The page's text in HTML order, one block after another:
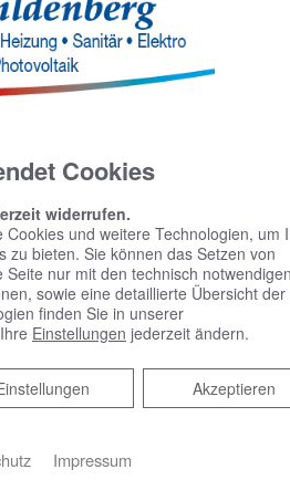
–
punktet
mit reduziertem
Cookies
widerrufen.
und weitere Technologien, um
zu bieten. Sie können das Setzen von
nur mit den technisch notwendigen
sowie eine detaillierte Übersicht der
finden Sie in unserer
Einstellungen jederzeit ändern.
Akzeptieren
Impressum